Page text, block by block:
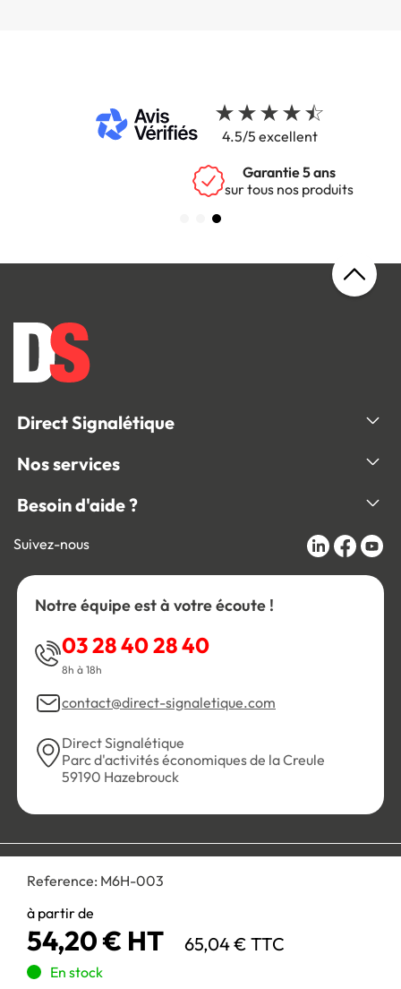
Reference: M6H-003
à partir de
54,20 € HT 65,04 € TTC
En stock
4.5/5 excellent
Garantie 5 ans
sur tous nos produits
Direct Signalétique
Nos services
Besoin d'aide ?
Suivez-nous
Notre équipe est à votre écoute !
03 28 40 28 40
8h à 18h
contact@direct-signaletique.com
Direct Signalétique
Parc d'activités économiques de la Creule
59190 Hazebrouck
Conditions Générales de Vente
Politique de confidentialité
Personnaliser les cookies
Paiement 100% sécurisé :